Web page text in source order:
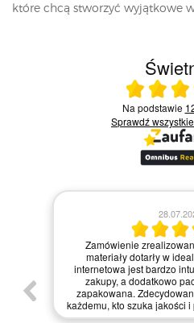
które chcą stworzyć wyjątkowe
Ocena średnia
Na podstawie
Sprawdź
Zamówienie
materiały dotarły w
internetowa jest bardzo
zakupy, a dodatkowo
zapakowana.
każdemu, kto szuka jakości